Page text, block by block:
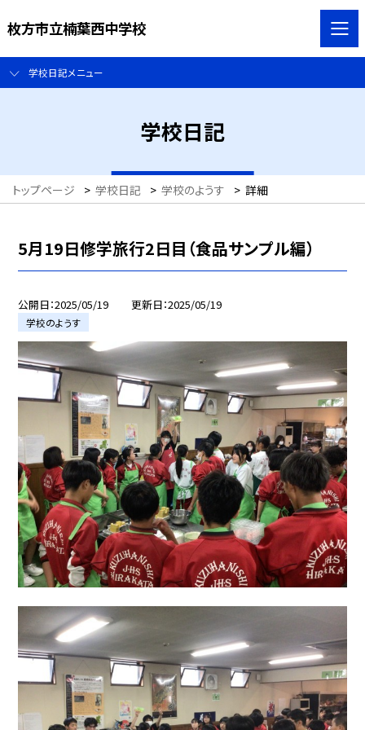
枚方市立楠葉西中学校
学校日記メニュー
学校日記
トップページ > 学校日記 > 学校のようす > 詳細
5月19日修学旅行2日目（食品サンプル編）
公開日 2025/05/19 更新日 2025/05/19
学校のようす